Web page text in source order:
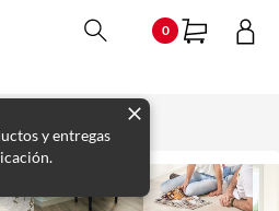
0
y entregas